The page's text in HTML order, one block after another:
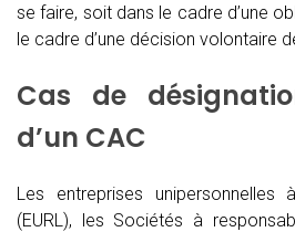
se faire, soit dans le cadre d’une
le cadre d’une décision volontaire
Cas de
d’un CAC
Les entreprises unipersonnelles
(EURL), les Sociétés à